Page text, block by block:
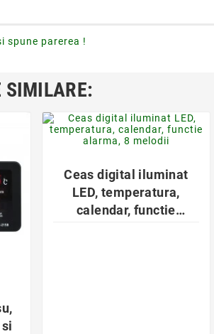
spune parerea !
SIMILARE:
favorite_border
Ceas digital iluminat
LED, temperatura,
calendar, functie